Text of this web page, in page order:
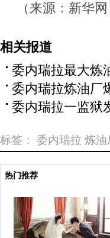
（来源：新华
相关报道
委内瑞拉最大炼
委内瑞拉炼油厂
委内瑞拉一监狱
标签： 委内瑞拉 炼油
热门推荐